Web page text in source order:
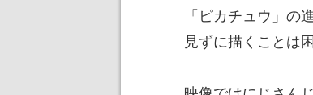
「ピカチュウ」の
見ずに描くことは